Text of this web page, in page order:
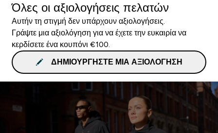
Όλες οι αξιολογήσεις πελατών
Αυτήν τη στιγμή δεν υπάρχουν αξιολογήσεις.
Γράψτε μια αξιολόγηση για να έχετε την ευκαιρία να
κερδίσετε ένα κουπόνι €100.
ΔΗΜΙΟΥΡΓΉΣΤΕ ΜΙΑ ΑΞΙΟΛΌΓΗΣΗ